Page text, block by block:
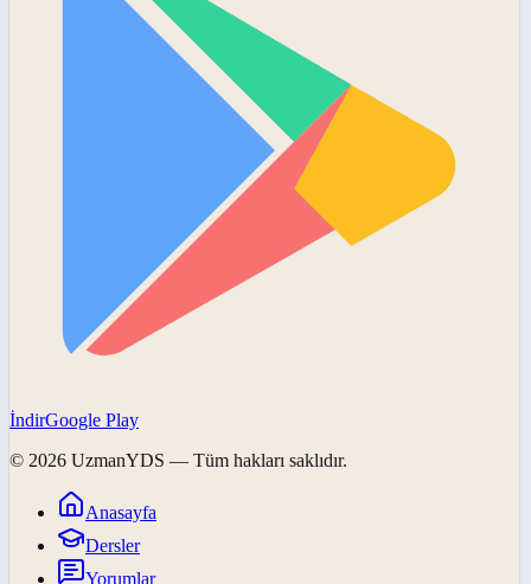
İndirGoogle Play
© 2026 UzmanYDS — Tüm hakları saklıdır.
Anasayfa
Dersler
Yorumlar